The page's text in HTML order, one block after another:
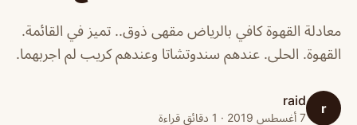
معادلة القهوة كافي بالرياض مقهى ذوق.. تميز في القائمة.
القهوة. الحلى. عندهم سندوتشاتا وعندهم كريب لم اجربهما.
r
raid
7 أغسطس 2019 · 1 دقائق قراءة